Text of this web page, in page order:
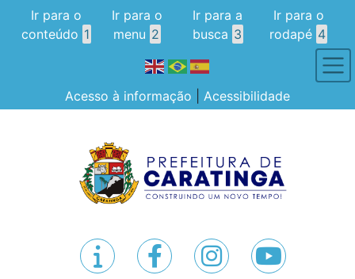
Ir para o
conteúdo 1
Ir para o
menu 2
Ir para a
busca 3
Ir para o
rodapé 4
Acesso à informação Acessibilidade